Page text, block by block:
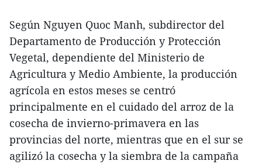
Según Nguyen Quoc Manh, subdirector del
Departamento de Producción y Protección
Vegetal, dependiente del Ministerio de
Agricultura y Medio Ambiente, la producción
agrícola en estos meses se centró
principalmente en el cuidado del arroz de la
cosecha de invierno-primavera en las
provincias del norte, mientras que en el sur se
agilizó la cosecha y la siembra de la campaña